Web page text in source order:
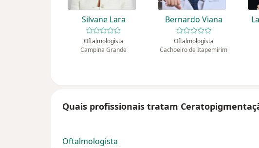
Silvane Lara
Oftalmologista
Campina Grande
Bernardo Viana
Oftalmologista
Cachoeiro de Itapemirim
Quais profissionais tratam
Oftalmologista